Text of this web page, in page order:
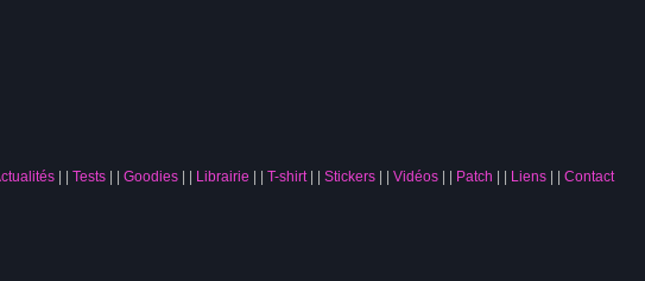
| Tests | Goodies | Librairie | T-shirt | Stickers | Vidéos | Patch | Liens | Contact